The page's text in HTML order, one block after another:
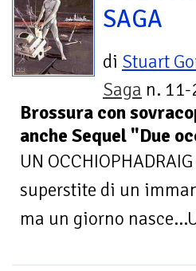
SAGA
di Stuart
Saga n. 11-
Brossura con
anche Sequel "Due
UN
superstite di un
ma un giorno